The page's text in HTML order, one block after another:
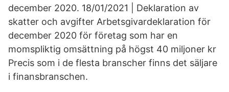
december 2020. 18/01/2021 | Deklaration av
skatter och avgifter Arbetsgivardeklaration för
december 2020 för företag som har en
momspliktig omsättning på högst 40 miljoner kr
Precis som i de flesta branscher finns det säljare
i finansbranschen.